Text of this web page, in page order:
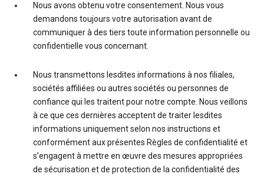
Nous avons obtenu votre consentement. Nous vous
demandons toujours votre autorisation avant de
communiquer à des tiers toute information personnelle ou
confidentielle vous concernant.
Nous transmettons lesdites informations à nos filiales,
sociétés affiliées ou autres sociétés ou personnes de
confiance qui les traitent pour notre compte. Nous veillons
à ce que ces dernières acceptent de traiter lesdites
informations uniquement selon nos instructions et
conformément aux présentes Règles de confidentialité et
s’engagent à mettre en œuvre des mesures appropriées
de sécurisation et de protection de la confidentialité des